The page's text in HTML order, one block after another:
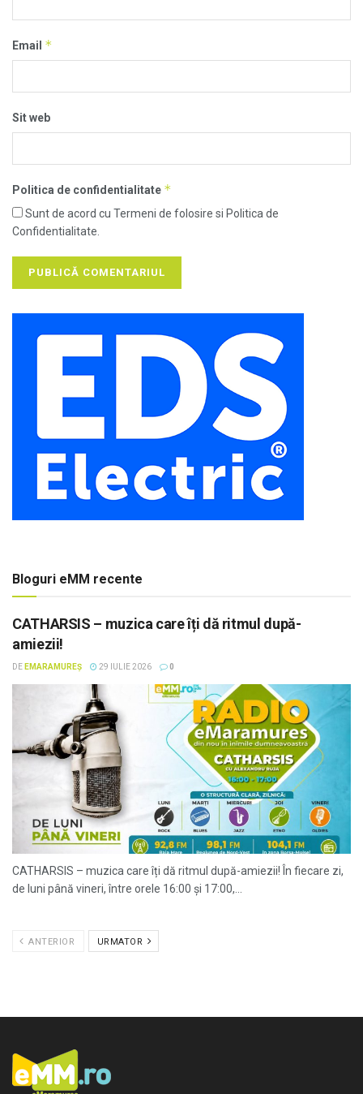
Email *
Sit web
Politica de confidentialitate *
Sunt de acord cu Termeni de folosire si Politica de
Confidentialitate.
Bloguri eMM recente
CATHARSIS – muzica care îți dă ritmul după-
amiezii!
DE EMARAMUREȘ 29 IULIE 2026 0
CATHARSIS – muzica care îți dă ritmul după-amiezii! În fiecare zi,
de luni până vineri, între orele 16:00 și 17:00,...
ANTERIOR URMATOR